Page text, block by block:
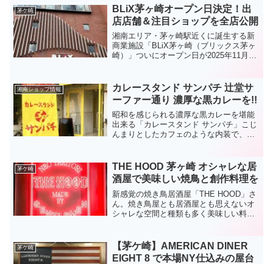
します。やはり行列が・・・実は私、今
回で3回目の「おざわ」...
茅ケ崎
BLiX茅ヶ崎オープン日決定！出
店店舗＆注目ショップを全店公開
湘南エリア・茅ヶ崎駅近くに誕生する新
商業施設「BLiX茅ヶ崎（ブリックス茅ヶ
崎）」ついにオープン日が2025年11月27
ショップ、施設概要、アクセス、駐車場
情報など...
湘南ショップ情報
カレースタンド サンパチ 辻堂サ
ーファー通り 濃厚な黒カレーを!!
昭和を感じられる濃厚な黒カレーを堪能
出来る「カレースタンド サンパチ」こじ
んまりとしたカフェのような内装で、明
ワイトベースの明るい空間。カウンター4
席とテーブル4席の...
茅ケ崎
THE HOOD 茅ヶ崎 オシャレな居
酒屋で美味しい焼鳥と創作料理を
新感覚の焼き鳥居酒屋「THE HOOD」さ
ん。焼き鳥屋とも居酒屋とも思えないオ
シャレな空間と種類も多く美味しい料理
とともにご紹介します。THE HOOD 実食
レポ...
茅ケ崎
【茅ケ崎】AMERICAN DINER
EIGHT 8 で本場NY仕込みの屋台